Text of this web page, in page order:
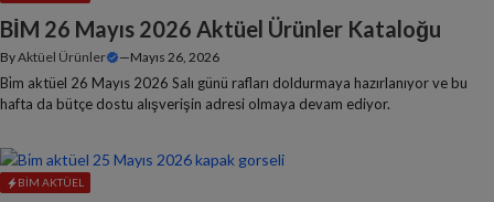
BİM 26 Mayıs 2026 Aktüel Ürünler Kataloğu
ByAktüel Ürünler —Mayıs 26, 2026
Bi̇m aktüel 26 Mayıs 2026 Salı günü rafları doldurmaya hazırlanıyor ve bu
hafta da bütçe dostu alışverişin adresi olmaya devam ediyor.
BIM AKTÜEL